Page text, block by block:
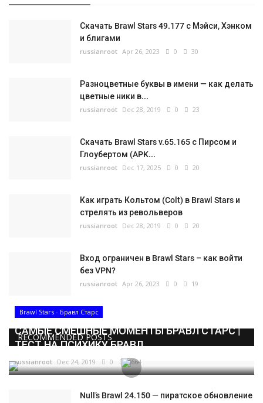
Скачать Brawl Stars 49.177 с Мэйси, Хэнком
и блигами
russianroot Apr 26, 2023 0 30
Разноцветные буквы в имени — как делать
цветные ники в...
russianroot Dec 28, 2019 0 23
Скачать Brawl Stars v.65.165 с Пирсом и
Глоубертом (APK...
russianroot Dec 17, 2025 0 20
Как играть Кольтом (Colt) в Brawl Stars и
стрелять из револьверов
russianroot Dec 28, 2019 0 20
Вход ограничен в Brawl Stars – как войти
без VPN?
russianroot Apr 26, 2023 0 19
RECOMMENDED POSTS
Brawl Stars - Бравл Старс
САМЫЕ СМЕШНЫЕ МОМЕНТЫ БРАВЛ СТАРС |
ТЕСТ НА ПСИХИКУ БРАВЛ...
russianroot Dec 24, 2019 0 5664
Null’s Brawl 24.150 — пиратское обновление